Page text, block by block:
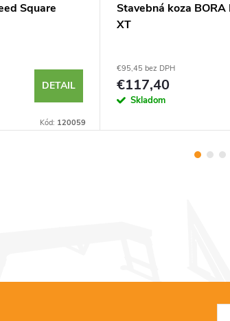
Square
DETAIL
Kód: 120059
Stavebná koza
XT
€95,45 bez DPH
€117,40
Skladom